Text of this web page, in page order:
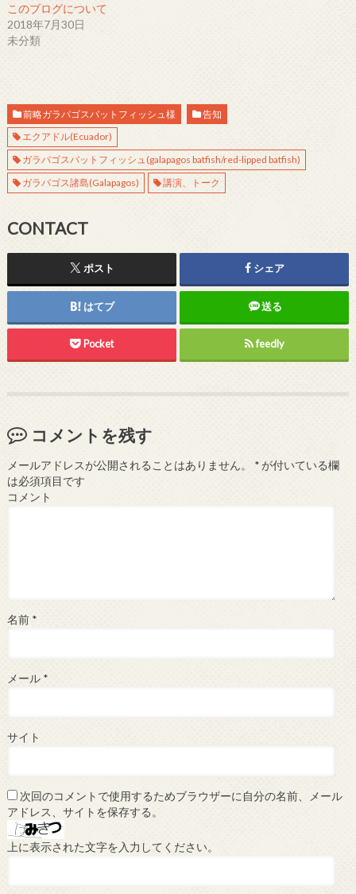
ウ
ィ
ン
ド
ウ
)
て
く
ィ
ン
ド
ウ
で
開
き
ま
す
)
このブログについて
2018年7月30日
未分類
前略ガラパゴスバットフィッシュ様
告知
エクアドル(Ecuador)
ガラパゴスバットフィッシュ(galapagos batfish/red-lipped batfish)
ガラパゴス諸島(Galapagos)
講演、トーク
CONTACT
ポスト シェア
はてブ 送る
Pocket feedly
コメントを残す
メールアドレスが公開されることはありません。 *が付いている欄
は必須項目です
コメント
名前 *
メール *
サイト
次回のコメントで使用するためブラウザーに自分の名前、メール
アドレス、サイトを保存する。
上に表示された文字を入力してください。